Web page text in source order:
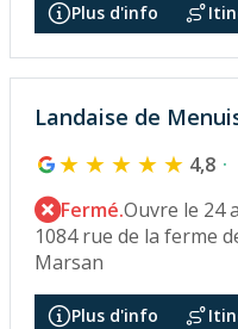
Plus d'info
Landaise de
4,8
Fermé.Ouvre le 24
1084 rue de la ferme
Marsan
Plus d'info